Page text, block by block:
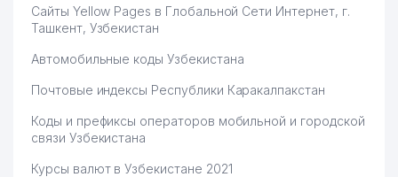
Сайты Yellow Pages в Глобальной Сети Интернет, г.
Ташкент, Узбекистан
Автомобильные коды Узбекистана
Почтовые индексы Республики Каракалпакстан
Коды и префиксы операторов мобильной и городской
связи Узбекистана
Курсы валют в Узбекистане 2021